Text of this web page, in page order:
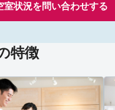
室状況を問い合わせする
特徴